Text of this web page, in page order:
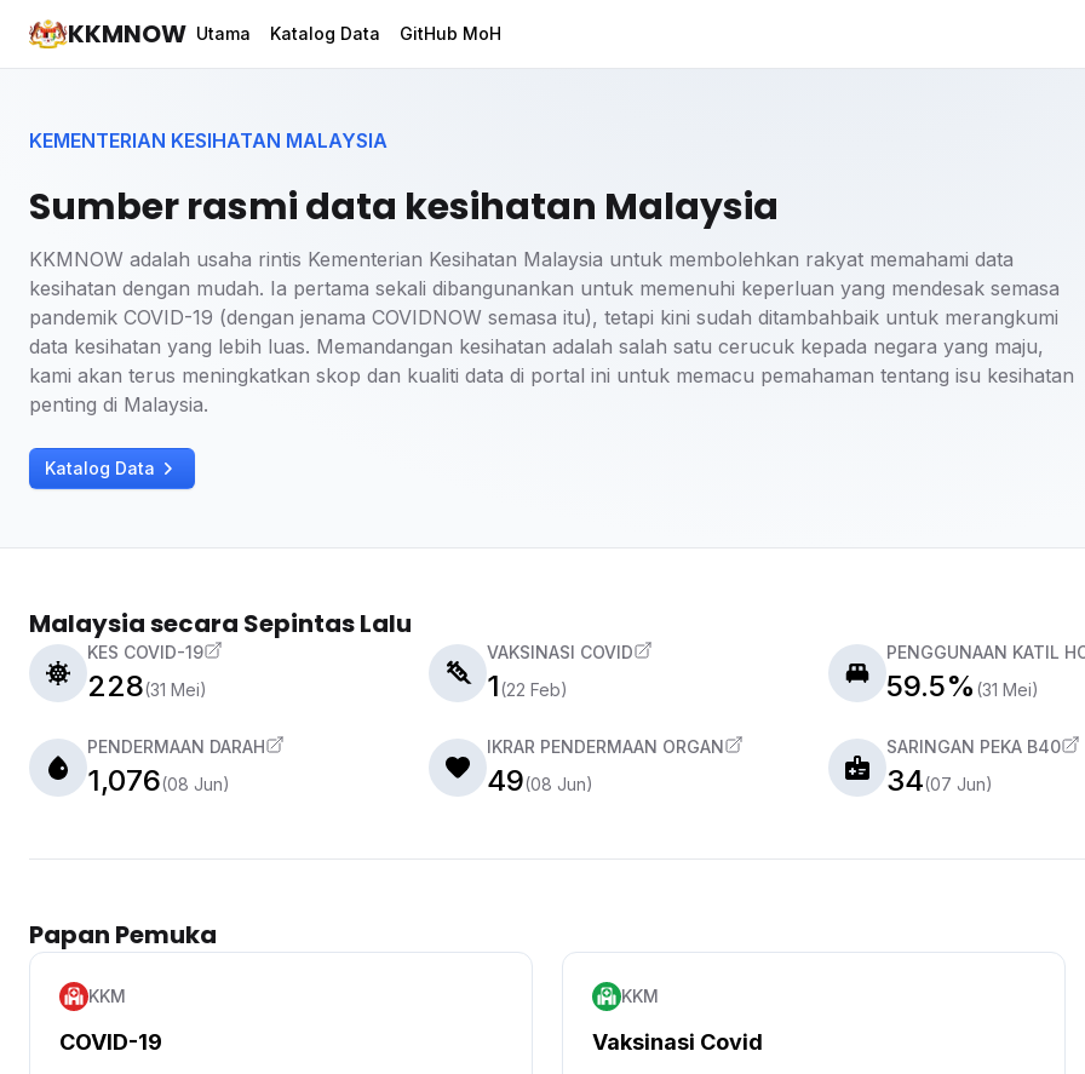
KKMNOW Utama Katalog Data GitHub MoH
KEMENTERIAN KESIHATAN MALAYSIA
Sumber rasmi data kesihatan Malaysia
KKMNOW adalah usaha rintis Kementerian Kesihatan Malaysia untuk membolehkan rakyat memahami data
kesihatan dengan mudah. Ia pertama sekali dibangunankan untuk memenuhi keperluan yang mendesak semasa
pandemik COVID-19 (dengan jenama COVIDNOW semasa itu), tetapi kini sudah ditambahbaik untuk merangkumi
data kesihatan yang lebih luas. Memandangan kesihatan adalah salah satu cerucuk kepada negara yang maju,
kami akan terus meningkatkan skop dan kualiti data di portal ini untuk memacu pemahaman tentang isu kesihatan
penting di Malaysia.
Katalog Data
Malaysia secara Sepintas Lalu
KES COVID-19
228(31 Mei)
VAKSINASI COVID
1(22 Feb)
PENGGUNAAN KATIL
59.5% (31 Mei)
PENDERMAAN DARAH
1,076(08 Jun)
IKRAR PENDERMAAN ORGAN
49(08 Jun)
SARINGAN PEKA B40
34(07 Jun)
Papan Pemuka
KKM
COVID-19
KKM
Vaksinasi Covid